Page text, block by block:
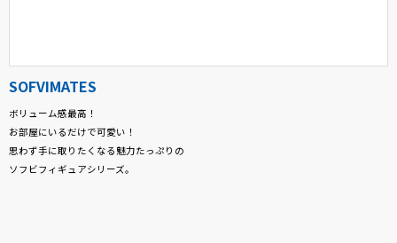
SOFVIMATES
ボリューム感最高！
お部屋にいるだけで可愛い！
思わず手に取りたくなる魅力たっぷりの
ソフビフィギュアシリーズ。